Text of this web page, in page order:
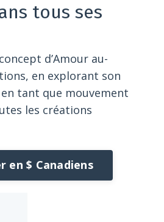
tous ses
d’Amour au-
en explorant son
tant que mouvement
les créations
en $ Canadiens